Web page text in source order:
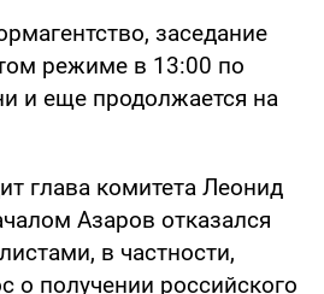
заседание
режиме в 13:00 по
и еще продолжается на
глава комитета Леонид
Азаров отказался
в частности,
о получении российского